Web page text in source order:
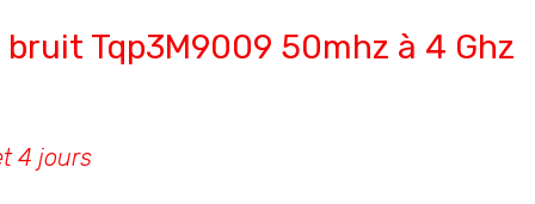
Tqp3M9009 50mhz à 4 Ghz
4 jours